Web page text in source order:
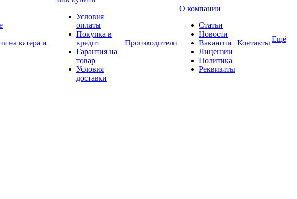
на катера и
Условия
оплаты
Покупка в
кредит
Гарантия на
товар
Условия
доставки
Производители
О компании
Статьи
Новости
Вакансии
Лицензии
Политика
Реквизиты
Контакты Ещё